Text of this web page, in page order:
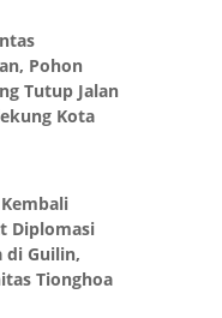
Pohon
Tutup Jalan
Kota
Diplomasi
di Guilin,
Tionghoa